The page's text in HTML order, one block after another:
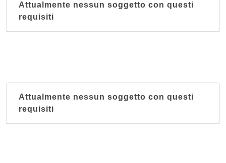
Attualmente nessun soggetto con questi
requisiti
Attualmente nessun soggetto con questi
requisiti